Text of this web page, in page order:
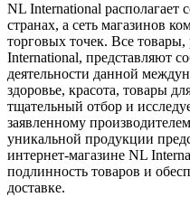
NL International
странах, а сеть магазинов
торговых точек. Все
International, представляют
деятельности данной
здоровье, красота, товары
тщательный отбор и
заявленному
уникальной продукции
интернет-магазине NL
подлинность товаров и
доставке.